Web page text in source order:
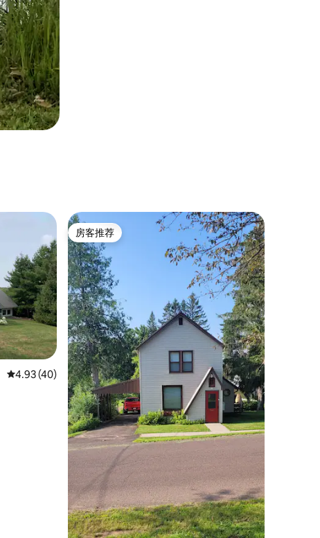
平均评分 4.93 分（满分 5 分），共 40 条评价
4.93 (40)
房客推荐
房客推荐